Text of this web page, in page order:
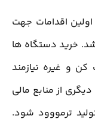
اولین اقدامات جهت
خرید دستگاه ها
و غیره نیازمند
از منابع مالی
ترمووود شود.